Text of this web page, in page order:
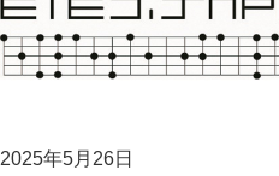
2025年5月26日